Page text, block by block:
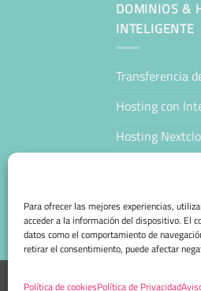
Para ofrecer las mejores experiencias,
acceder a la información del dispositivo. El
datos como el comportamiento de
retirar el consentimiento, puede afectar
Política de cookiesPolítica de Privacidad
DOMINIOS &
INTELIGENTE
Transferencia
Hosting con
Hosting
AVISO LEGAL